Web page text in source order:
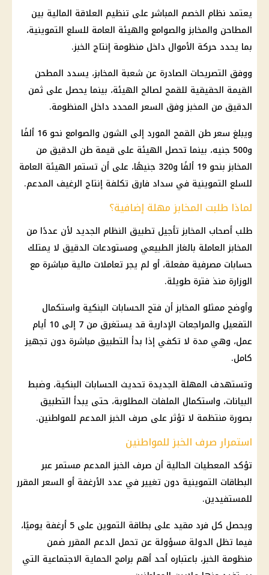
يعتمد نظام الخصم المباشر على تنظيم العلاقة المالية بين
المطاحن والمخابز والصوامع والهيئة العامة للسلع التموينية،
بما يحدد حركة الأموال داخل منظومة إنتاج الخبز.
ووفق التصريحات الصادرة عن شعبة المخابز، يسدد المطحن
القيمة الحقيقية للقمح لصالح الهيئة، بينما يحصل على ثمن
الدقيق من المخبز وفق السعر المحدد داخل المنظومة.
ويبلغ سعر طن القمح المورد إلى الشون والصوامع نحو 16 ألفًا
و500 جنيه، بينما تحصل الهيئة على قيمة طن الدقيق من
المخابز بنحو 19 ألفًا و320 جنيهًا، على أن تستمر الهيئة العامة
للسلع التموينية في سداد فارق تكلفة إنتاج الرغيف المدعم.
لماذا طلبت المخابز مهلة إضافية؟
طلب أصحاب المخابزتأجيل تطبيق النظام الجديد لأن عددًا من
المخابز العاملة بالغاز الطبيعي ومستودعات الدقيق لا يمتلك
حسابات مصرفية مفعلة، أو لم يجر تعاملات مالية مباشرة مع
الوزارة منذ فترة طويلة.
وأوضح ممثلو المخابز أن فتح الحسابات البنكية واستكمال
التفعيل والمراجعات الإدارية قد يستغرق من 7 إلى 10 أيام
عمل، وهي مدة لا تكفي إذا بدأ التطبيق مباشرة دون تجهيز
كامل.
وتستهدف المهلة الجديدة تحديث الحسابات البنكية، وضبط
البيانات، واستكمال الملفات المطلوبة، حتى يبدأ التطبيق
بصورة منتظمة لا تؤثر على صرف الخبز المدعم للمواطنين.
استمرار صرف الخبز للمواطنين
تؤكد المعطيات الحالية أن صرف الخبز المدعم مستمر عبر
البطاقات التموينية دون تغيير في عدد الأرغفة أو السعر المقرر
للمستفيدين.
ويحصل كل فرد مقيد على بطاقة التموين
على 5 أرغفة يوميًا،
فيما تظل الدولة مسؤولة عن تحمل الدعم المقرر ضمن
منظومة الخبز، باعتباره أحد أهم برامج الحماية الاجتماعية التي